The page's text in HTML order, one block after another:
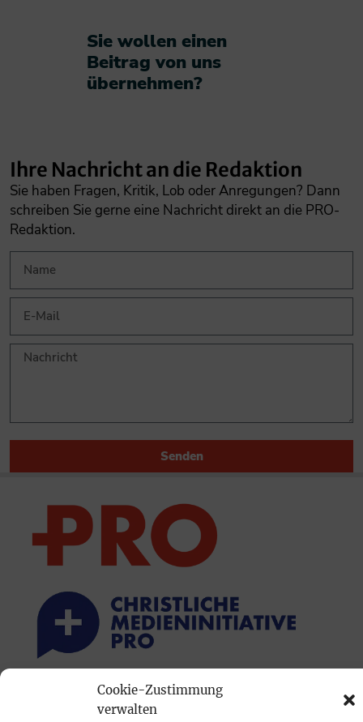
Cookie-Zustimmung
verwalten
Sie wollen einen
Beitrag von uns
übernehmen?​
Ihre Nachricht an die Redaktion
Sie haben Fragen, Kritik, Lob oder Anregungen? Dann
schreiben Sie gerne eine Nachricht direkt an die PRO-
Redaktion.
Senden
PRINTAUSGABE